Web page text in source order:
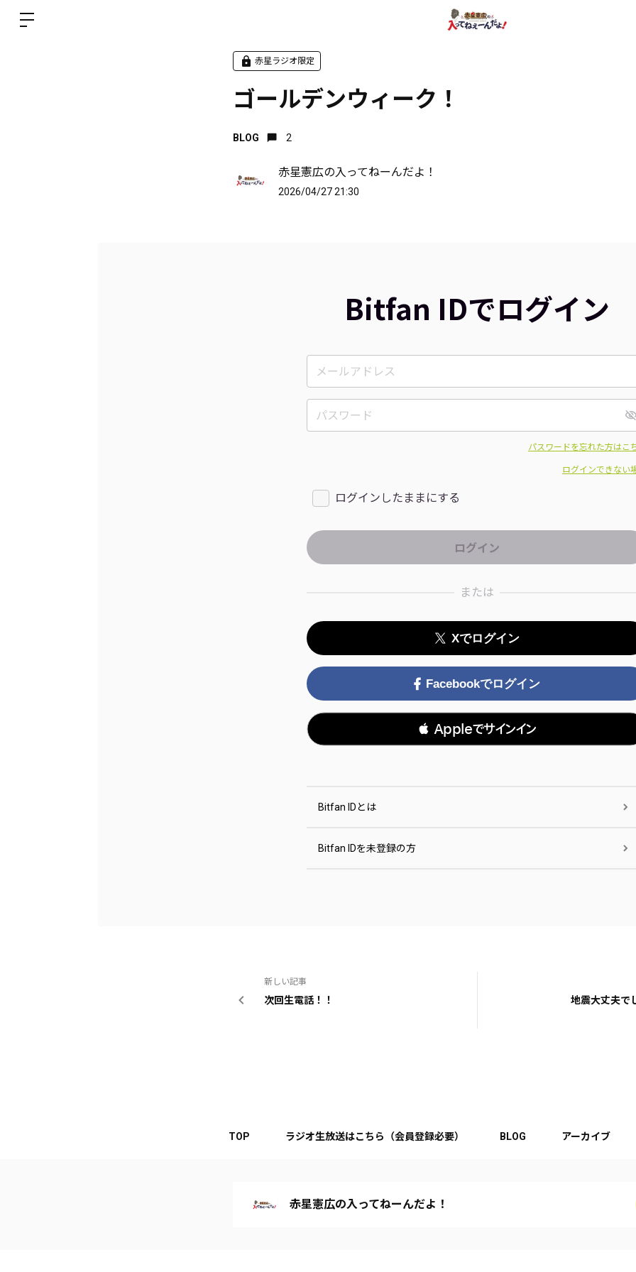
赤星ラジオ限定
ゴールデンウィーク！
BLOG 2
赤星憲広の入ってねーんだよ！
2026/04/27 21:30
Bitfan IDでログイン
パスワードを忘れた方はこ
ログインできない
ログインしたままにする
または
Xでログイン
Facebookでログイン
 Appleでサインイン
Bitfan IDとは
Bitfan IDを未登録の方
新しい記事
次回生電話！！ 地震大丈夫で
TOP ラジオ生放送はこちら（会員登録必要） BLOG アーカイブ
赤星憲広の入ってねーんだよ！